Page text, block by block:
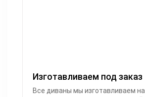
Изготавливаем под заказ
Все диваны мы изготавливаем на